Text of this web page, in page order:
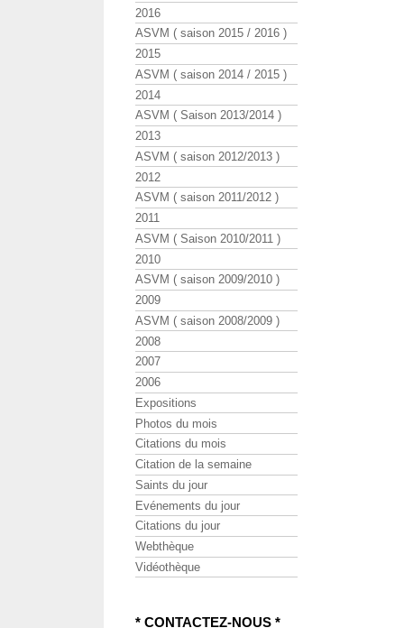
2016
ASVM ( saison 2015 / 2016 )
2015
ASVM ( saison 2014 / 2015 )
2014
ASVM ( Saison 2013/2014 )
2013
ASVM ( saison 2012/2013 )
2012
ASVM ( saison 2011/2012 )
2011
ASVM ( Saison 2010/2011 )
2010
ASVM ( saison 2009/2010 )
2009
ASVM ( saison 2008/2009 )
2008
2007
2006
Expositions
Photos du mois
Citations du mois
Citation de la semaine
Saints du jour
Evénements du jour
Citations du jour
Webthèque
Vidéothèque
* CONTACTEZ-NOUS *